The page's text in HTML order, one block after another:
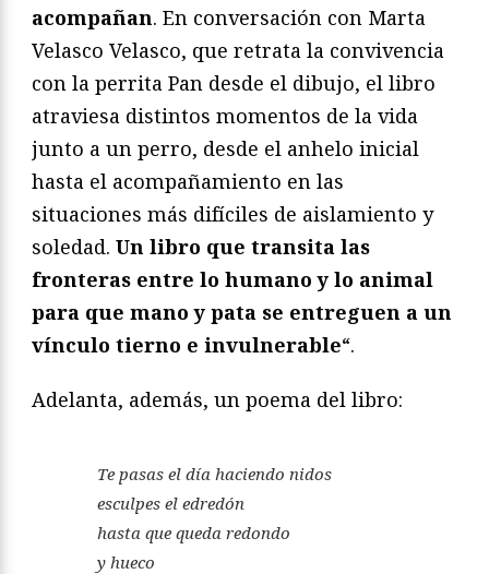
acompañan. En conversación con Marta
Velasco Velasco, que retrata la convivencia
con la perrita Pan desde el dibujo, el libro
atraviesa distintos momentos de la vida
junto a un perro, desde el anhelo inicial
hasta el acompañamiento en las
situaciones más difíciles de aislamiento y
soledad. Un libro que transita las
fronteras entre lo humano y lo animal
para que mano y pata se entreguen a un
vínculo tierno e invulnerable“.
Adelanta, además, un poema del libro:
Te pasas el día haciendo nidos
esculpes el edredón
hasta que queda redondo
y hueco